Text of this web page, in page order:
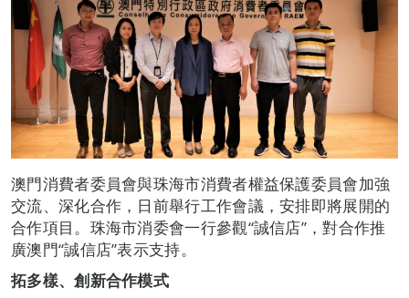
澳門消費者委員會與珠海市消費者權益保護委員會加強
交流、深化合作，日前舉行工作會議，安排即將展開的
合作項目。珠海市消委會一行參觀“誠信店”，對合作推
廣澳門“誠信店”表示支持。
拓多樣、創新合作模式